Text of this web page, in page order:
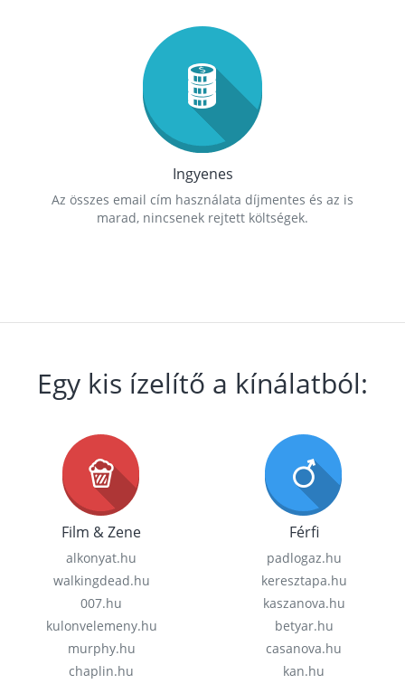
Ingyenes
Az összes email cím használata díjmentes és az is
marad, nincsenek rejtett költségek.
Egy kis ízelítő a kínálatból:
Film & Zene
alkonyat.hu
walkingdead.hu
007.hu
kulonvelemeny.hu
murphy.hu
chaplin.hu
Férfi
padlogaz.hu
keresztapa.hu
kaszanova.hu
betyar.hu
casanova.hu
kan.hu